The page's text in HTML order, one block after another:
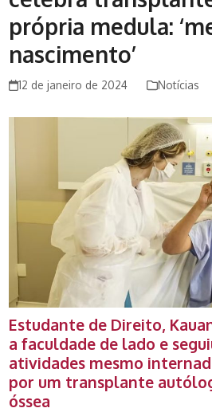
própria medula:
nascimento’
12 de janeiro de 2024 Notícias
Estudante de Direito,
a faculdade de lado e
atividades mesmo
por um transplante
óssea